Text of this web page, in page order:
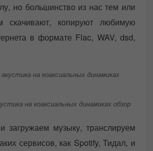
но большинство из нас тем или
скачивают, копируют любимую
в формате Flac, WAV, dsd,
на коаксиальных динамиках обзор
загружаем музыку, транслируем
сервисов, как Spotify, Тидал, и